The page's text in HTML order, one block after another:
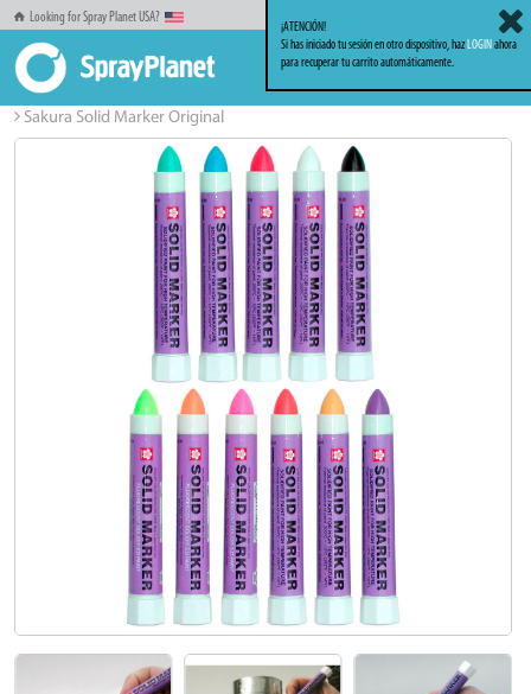
Looking for Spray Planet USA?
Inicio
Solid Markers
Sakura Solid Marker Original
¡ATENCIÓN!
Si has iniciado tu sesión en otro dispositivo, hazLOGINahora
para recuperar tu carrito automáticamente.